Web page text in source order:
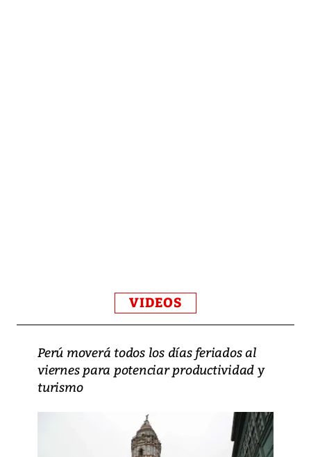
VIDEOS
Perú moverá todos los días feriados al
viernes para potenciar productividad y
turismo